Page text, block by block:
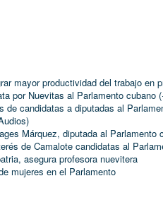
mayor productividad del trabajo en
por Nuevitas al Parlamento cubano
de candidatas a diputadas al
Márquez, diputada al Parlamento
de Camalote candidatas al
asegura profesora nuevitera
mujeres en el Parlamento